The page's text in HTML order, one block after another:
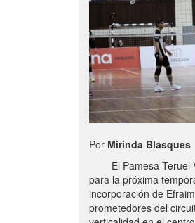
Por Mirinda
El Pamesa Teruel
para la próxima
incorporación de
prometedores del